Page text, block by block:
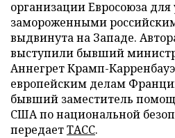
организации Евросоюза
замороженными
выдвинута на Западе.
выступили бывший
Аннегрет Крамп-
европейским делам
бывший заместитель
США по национальной
передаетТАСС.